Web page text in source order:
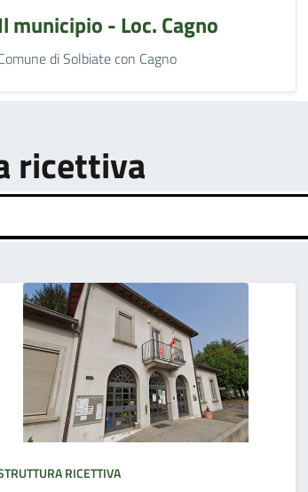
municipio - Loc. Cagno
di Solbiate con Cagno
ricettiva
RICETTIVA